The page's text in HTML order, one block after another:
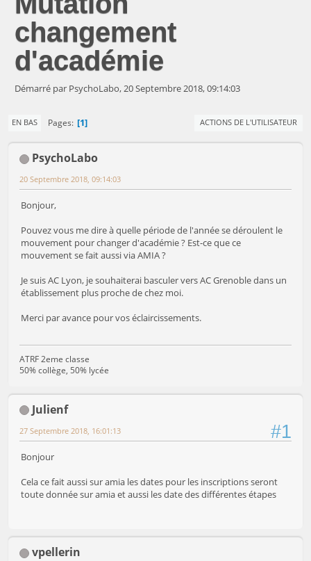
changement
d'académie
Démarré par PsychoLabo, 20 Septembre 2018, 09:14:03
EN BAS Pages 1 ACTIONS DE L'UTILISATEUR
PsychoLabo
20 Septembre 2018, 09:14:03
Bonjour,
Pouvez vous me dire à quelle période de l'année se déroulent le
mouvement pour changer d'académie ? Est-ce que ce
mouvement se fait aussi via AMIA ?
Je suis AC Lyon, je souhaiterai basculer vers AC Grenoble dans un
établissement plus proche de chez moi.
Merci par avance pour vos éclaircissements.
ATRF 2eme classe
50% collège, 50% lycée
Julienf
#1
27 Septembre 2018, 16:01:13
Bonjour
Cela ce fait aussi sur amia les dates pour les inscriptions seront
toute donnée sur amia et aussi les date des différentes étapes
vpellerin